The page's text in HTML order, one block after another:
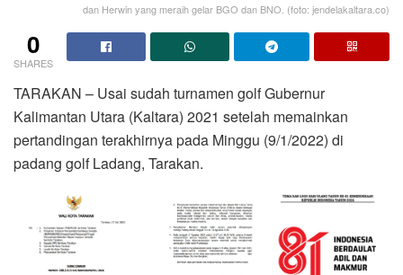
dan Herwin yang meraih gelar BGO dan BNO. (foto: jendelakaltara.co)
0
SHARES
TARAKAN – Usai sudah turnamen golf Gubernur
Kalimantan Utara (Kaltara) 2021 setelah memainkan
pertandingan terakhirnya pada Minggu (9/1/2022) di
padang golf Ladang, Tarakan.